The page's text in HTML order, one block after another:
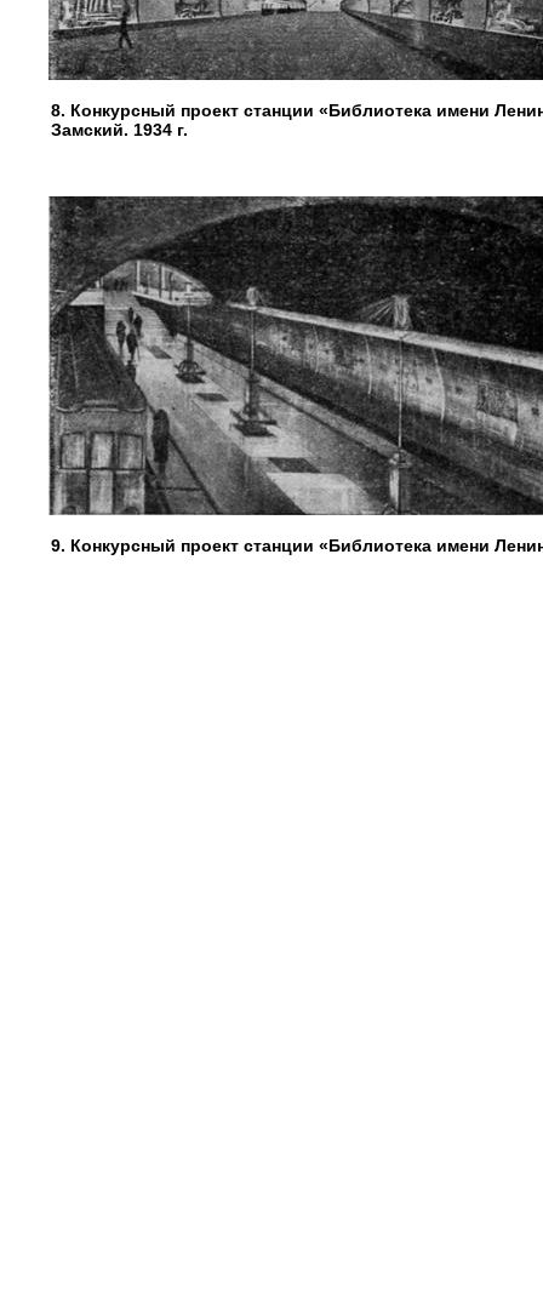
8. Конкурсный проект станции «Библиотека имени
Замский. 1934 г.
9. Конкурсный проект станции «Библиотека имени